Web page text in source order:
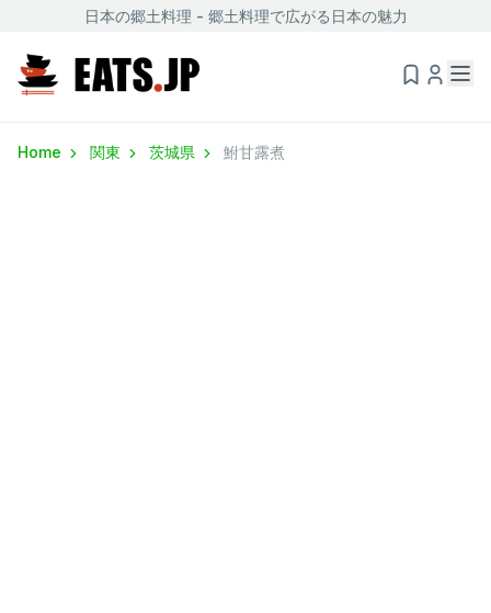
日本の郷土料理 - 郷土料理で広がる日本の魅力
Home 関東 茨城県 鮒甘露煮